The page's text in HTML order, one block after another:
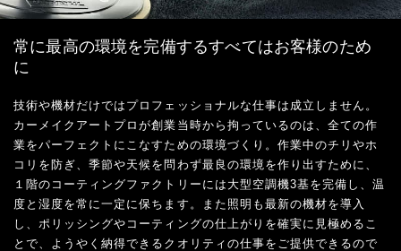
常に最高の環境を完備するすべてはお客様のため
に
技術や機材だけではプロフェッショナルな仕事は成立しません。
カーメイクアートプロが創業当時から拘っているのは、全ての作
業をパーフェクトにこなすための環境づくり。作業中のチリやホ
コリを防ぎ、季節や天候を問わず最良の環境を作り出すために、
１階のコーティングファクトリーには大型空調機3基を完備し、温
度と湿度を常に一定に保ちます。また照明も最新の機材を導入
し、ポリッシングやコーティングの仕上がりを確実に見極めるこ
とで、ようやく納得できるクオリティの仕事をご提供できるので